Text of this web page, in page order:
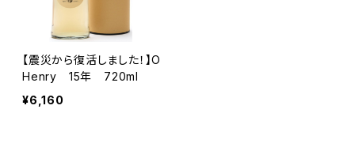
【震災から復活しました！】O
Henry 15年 720ml
¥6,160